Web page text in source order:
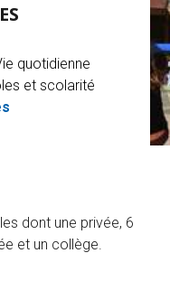
quotidienne
et scolarité
dont une privée, 6
et un collège.